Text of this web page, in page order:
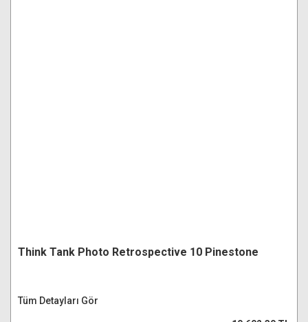
Think Tank Photo Retrospective 10 Pinestone
Tüm Detayları Gör